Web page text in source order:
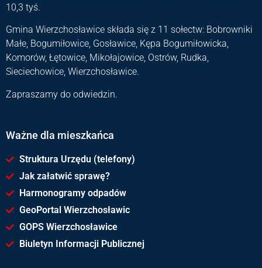
10,3 tyś.
Gmina Wierzchosławice składa się z 11 sołectw: Bobrowniki
Małe, Bogumiłowice, Gosławice, Kępa Bogumiłowicka,
Komorów, Łętowice, Mikołajowice, Ostrów, Rudka,
Sieciechowice, Wierzchosławice.
Zapraszamy do odwiedzin.
Ważne dla mieszkańca
Struktura Urzędu (telefony)
Jak załatwić sprawę?
Harmonogramy odpadów
GeoPortal Wierzchosławic
GOPS Wierzchosławice
Biuletyn Informacji Publicznej